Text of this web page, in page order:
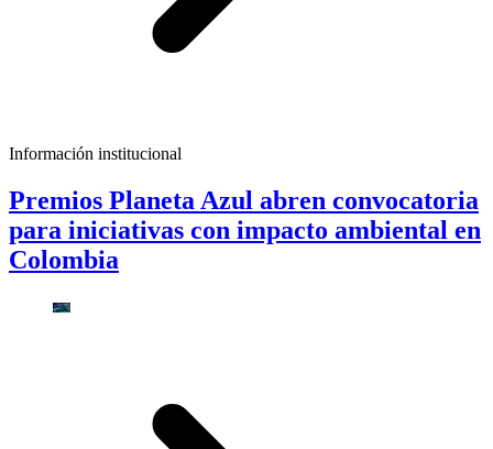
Información institucional
Premios Planeta Azul abren convocatoria
para iniciativas con impacto ambiental en
Colombia